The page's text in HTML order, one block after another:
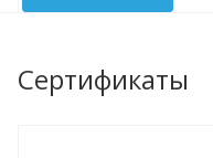
Сертификаты